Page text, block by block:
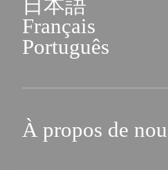
日本語
Français
Português
À propos de